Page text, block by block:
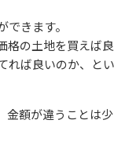
きます。
格の土地を買えば良
れば良いのか、とい
金額が違うことは少